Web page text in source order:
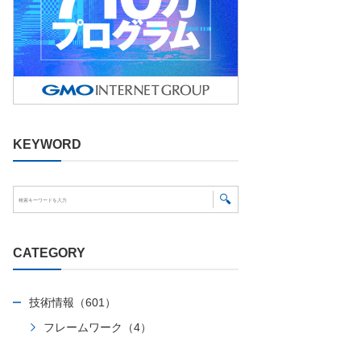
KEYWORD
CATEGORY
技術情報（601）
フレームワーク（4）